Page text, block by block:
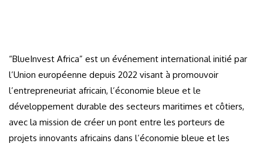
“BlueInvest Africa” est un événement international initié par
l’Union européenne depuis 2022 visant à promouvoir
l’entrepreneuriat africain, l’économie bleue et le
développement durable des secteurs maritimes et côtiers,
avec la mission de créer un pont entre les porteurs de
projets innovants africains dans l’économie bleue et les